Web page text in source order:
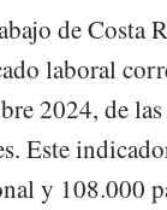
de Costa
laboral
2024, de
Este
y 108.000